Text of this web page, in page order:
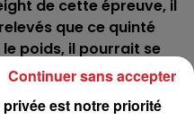
de cette épreuve, il
que ce quinté
poids, il pourrait se
est notre priorité
Continuer sans accepter